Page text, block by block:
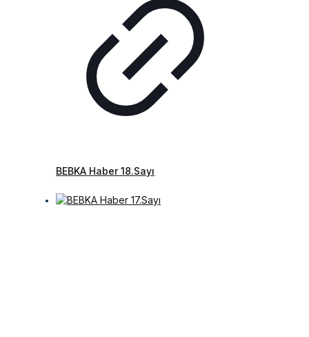
BEBKA Haber 18.Sayı